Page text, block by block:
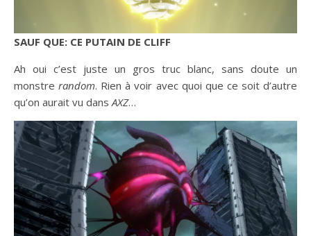
SAUF QUE: CE PUTAIN DE CLIFF
Ah oui c’est juste un gros truc blanc, sans doute un
monstrerandom. Rien à voir avec quoi que ce soit d’autre
qu’on aurait vu dansAXZ…